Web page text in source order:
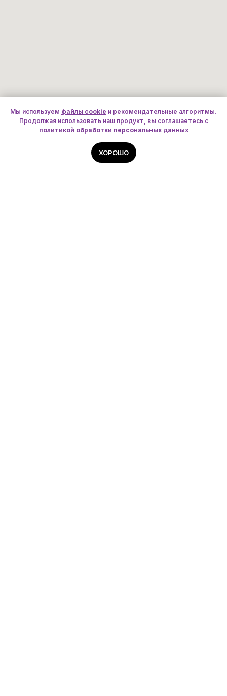
Мы используем файлы cookie и рекомендательные алгоритмы.
Продолжая использовать наш продукт, вы соглашаетесь с
политикой обработки персональных данных
ХОРОШО